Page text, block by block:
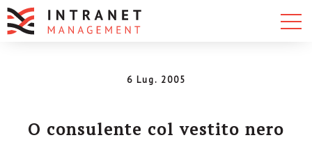
6 Lug. 2005
O consulente col vestito nero